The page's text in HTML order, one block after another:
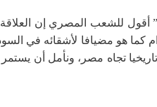
للشعب المصري إن العلاقة
هو مضيافا لأشقائه في
تجاه مصر، ونأمل أن